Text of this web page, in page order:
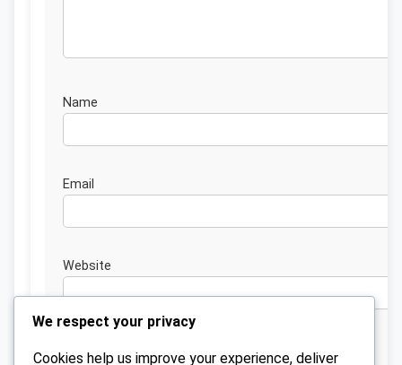
Website
We respect your privacy
Cookies help us improve your experience, deliver